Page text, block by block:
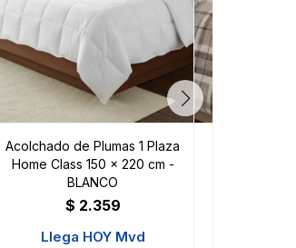
Acolchado de Plumas 1 Plaza
Home Class 150 x 220 cm -
BLANCO
$ 2.359
Llega HOY Mvd